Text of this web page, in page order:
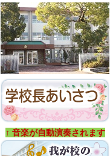
↑ 音楽が自動演奏されます